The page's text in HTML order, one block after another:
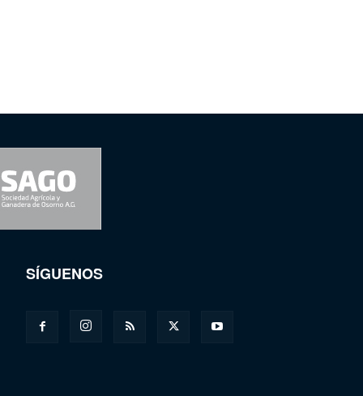
SÍGUENOS